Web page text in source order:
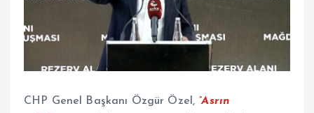
CHP Genel Başkanı Özgür Özel, “Asrın